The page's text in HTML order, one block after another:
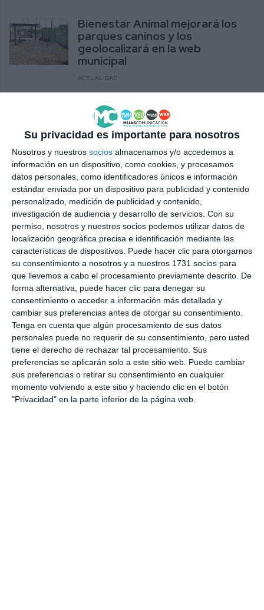
Su privacidad es importante para nosotros
Nosotros y nuestros socios almacenamos y/o accedemos a
información en un dispositivo, como cookies, y procesamos
datos personales, como identificadores únicos e información
estándar enviada por un dispositivo para publicidad y contenido
personalizado, medición de publicidad y contenido,
investigación de audiencia y desarrollo de servicios. Con su
permiso, nosotros y nuestros socios podemos utilizar datos de
localización geográfica precisa e identificación mediante las
características de dispositivos. Puede hacer clic para otorgarnos
su consentimiento a nosotros y a nuestros 1731 socios para
que llevemos a cabo el procesamiento previamente descrito. De
forma alternativa, puede hacer clic para denegar su
consentimiento o acceder a información más detallada y
cambiar sus preferencias antes de otorgar su consentimiento.
Tenga en cuenta que algún procesamiento de sus datos
personales puede no requerir de su consentimiento, pero usted
tiene el derecho de rechazar tal procesamiento. Sus
preferencias se aplicarán solo a este sitio web. Puede cambiar
sus preferencias o retirar su consentimiento en cualquier
momento volviendo a este sitio y haciendo clic en el botón
"Privacidad" en la parte inferior de la página web.
Bienestar Animal mejorará los
parques caninos y los
geolocalizará en la web
municipal
ACTUALIDAD
Ciudadanos Mijas pide mejoras
para el parque canino Sector 31
de Las Lagunas
CS
150 perros lucen figura en el III
Concurso Nacional de
Morfología
ACTUALIDAD
This Sunday the III National
Canine Competition of Mijas
Costa will take place
ACTUALIDAD
Este domingo se celebra el III
Concurso Morfológico Nacional
Canino de Mijas Costa
ACTUALIDAD
Alternativa Mijeña reivindica un
parque canino en Mijas Pueblo